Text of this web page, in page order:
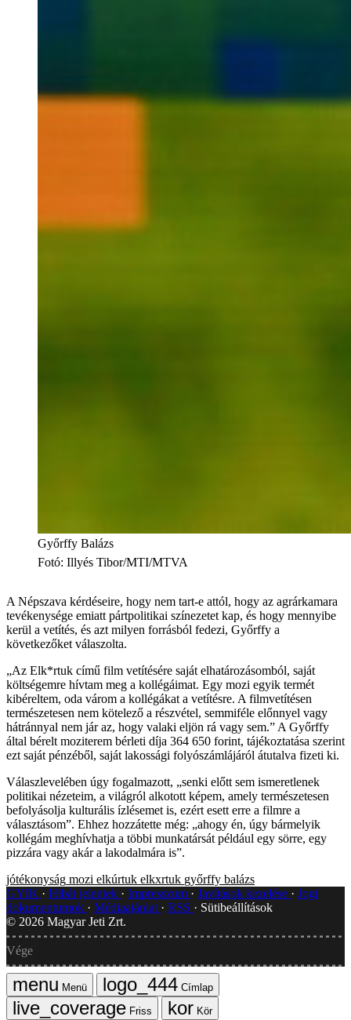
Győrffy Balázs
Fotó: Illyés Tibor/MTI/MTVA
A Népszava kérdéseire, hogy nem tart-e attól, hogy az agrárkamara
tevékenysége emiatt pártpolitikai színezetet kap, és hogy mennyibe
kerül a vetítés, és azt milyen forrásból fedezi, Győrffy a
következőket válaszolta.
„Az Elk*rtuk című film vetítésére saját elhatározásomból, saját
költségemre hívtam meg a kollégáimat. Egy mozi egyik termét
kibéreltem, oda várom a kollégákat a vetítésre. A filmvetítésen
természetesen nem kötelező a részvétel, semmiféle előnnyel vagy
hátránnyal nem jár az, hogy valaki eljön rá vagy sem.” A Győrffy
által bérelt moziterem bérleti díja 364 650 forint, tájékoztatása szerint
ezt saját pénzéből, saját lakossági folyószámlájáról átutalva fizeti ki.
Válaszlevelében úgy fogalmazott, „senki előtt sem ismeretlenek
politikai nézeteim, a világról alkotott képem, amely természetesen
befolyásolja kulturális ízlésemet is, ezért esett erre a filmre a
választásom”. Ehhez hozzátette még: „ahogy én, úgy bármelyik
kollégám meghívhatja a többi munkatársát például egy sörre, egy
pizzára vagy akár a lakodalmára is”.
jótékonyság mozi elkúrtuk elkxrtuk győrffy balázs
GYIK
Hibát jelentek Impresszum Javítások kezelése
Jogi
dokumentumok
Médiaajánlat RSS
Sütibeállítások
© 2026 Magyar Jeti Zrt.
Vége
Menü
Címlap
Friss
Kör